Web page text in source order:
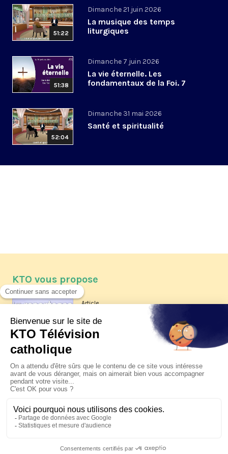
51:22
Dimanche 21 juin 2026
La musique des temps
liturgiques
51:38
Dimanche 7 juin 2026
La vie éternelle. Les
fondamentaux de la Foi. 7
52:04
Dimanche 31 mai 2026
Santé et spiritualité
KTO vous propose
Article
Les reportages d'été 2026 de KTO
La visite pastorale du pape Léon
XIV à Assise à suivre sur KTO le
jeudi 6 août
Le pape en Uruguay, Argentine et
Pérou du 6 au 17 novembre 2026